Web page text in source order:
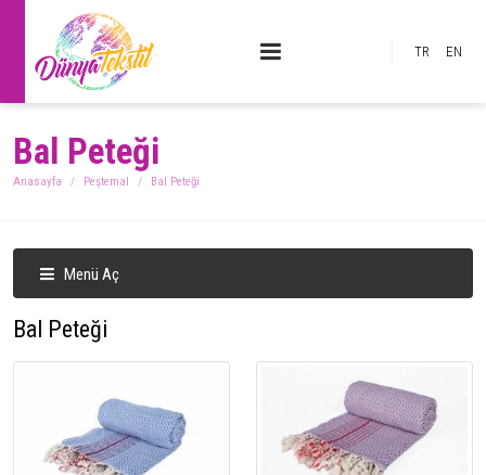
TR EN
Bal Peteği
Anasayfa Peştemal Bal Peteği
Menü Aç
Bal Peteği